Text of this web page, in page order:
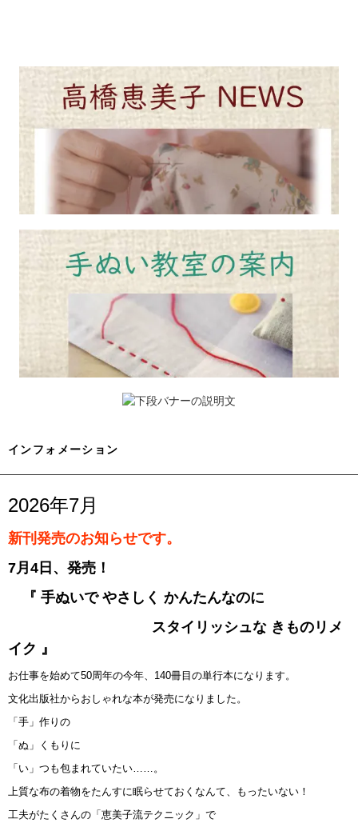
インフォメーション
2026年7月
新刊発売のお知らせです。
7月4日、発売！
『 手ぬいで やさしく かんたんなのに
スタイリッシュな きものリメ
イク 』
お仕事を始めて50周年の今年、140冊目の単行本になります。
文化出版社からおしゃれな本が発売になりました。
「手」作りの
「ぬ」くもりに
「い」つも包まれていたい……。
上質な布の着物をたんすに眠らせておくなんて、もったいない！
工夫がたくさんの「恵美子流テクニック」で